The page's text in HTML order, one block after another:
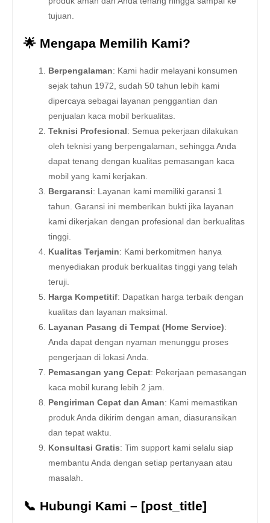
tujuan.
🌟 Mengapa Memilih Kami?
Berpengalaman: Kami hadir melayani konsumen
sejak tahun 1972, sudah 50 tahun lebih kami
dipercaya sebagai layanan penggantian dan
penjualan kaca mobil berkualitas.
Teknisi Profesional : Semua pekerjaan dilakukan
oleh teknisi yang berpengalaman, sehingga Anda
dapat tenang dengan kualitas pemasangan kaca
mobil yang kami kerjakan.
Bergaransi: Layanan kami memiliki garansi 1
tahun. Garansi ini memberikan bukti jika layanan
kami dikerjakan dengan profesional dan berkualitas
tinggi.
Kualitas Terjamin: Kami berkomitmen hanya
menyediakan produk berkualitas tinggi yang telah
teruji.
Harga Kompetitif: Dapatkan harga terbaik dengan
kualitas dan layanan maksimal.
Layanan Pasang di Tempat (Home Service):
Anda dapat dengan nyaman menunggu proses
pengerjaan di lokasi Anda.
Pemasangan yang Cepat: Pekerjaan pemasangan
kaca mobil kurang lebih 2 jam.
Pengiriman Cepat dan Aman: Kami memastikan
produk Anda dikirim dengan aman, diasuransikan
dan tepat waktu.
Konsultasi Gratis: Tim support kami selalu siap
membantu Anda dengan setiap pertanyaan atau
masalah.
📞 Hubungi Kami – [post_title]